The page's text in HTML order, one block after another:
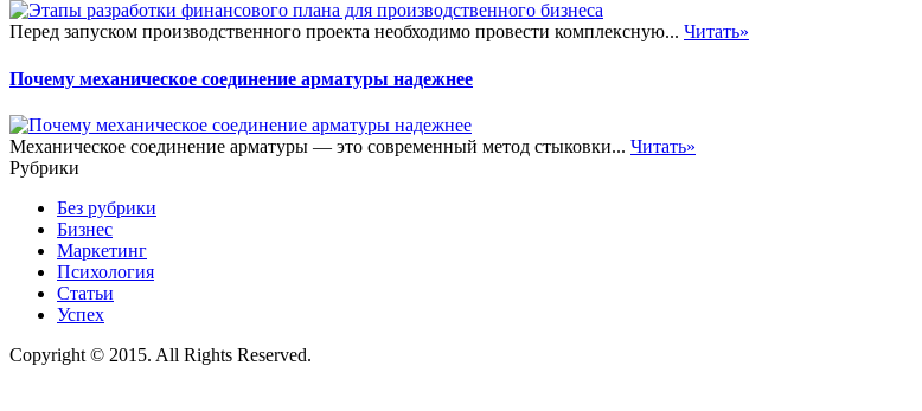
Перед запуском производственного проекта необходимо провести комплексную... Читать»
Почему механическое соединение арматуры надежнее
Механическое соединение арматуры — это современный метод стыковки... Читать»
Рубрики
Без рубрики
Бизнес
Маркетинг
Психология
Статьи
Успех
Copyright © 2015. All Rights Reserved.